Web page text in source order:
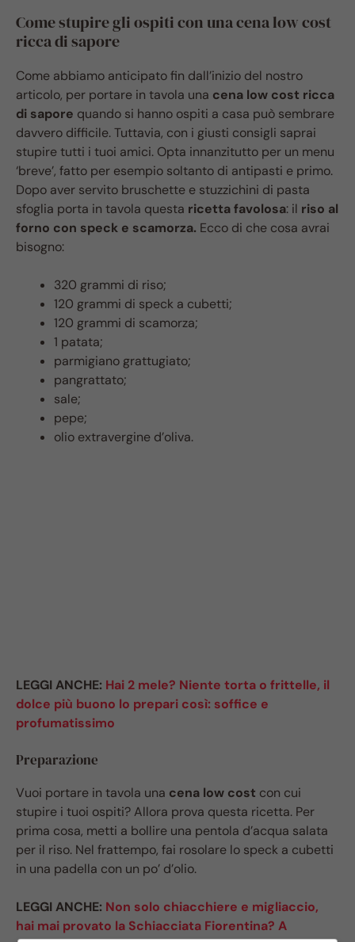
Come stupire gli ospiti con una cena low cost
ricca di sapore
Come abbiamo anticipato fin dall’inizio del nostro
articolo, per portare in tavola una cena low cost ricca
di sapore quando si hanno ospiti a casa può sembrare
davvero difficile. Tuttavia, con i giusti consigli saprai
stupire tutti i tuoi amici. Opta innanzitutto per un menu
‘breve’, fatto per esempio soltanto di antipasti e primo.
Dopo aver servito bruschette e stuzzichini di pasta
sfoglia porta in tavola questa ricetta favolosa: il riso al
forno con speck e scamorza. Ecco di che cosa avrai
bisogno:
320 grammi di riso;
120 grammi di speck a cubetti;
120 grammi di scamorza;
1 patata;
parmigiano grattugiato;
pangrattato;
sale;
pepe;
olio extravergine d’oliva.
LEGGI ANCHE: Hai 2 mele? Niente torta o frittelle, il
dolce più buono lo prepari così: soffice e
profumatissimo
Preparazione
Vuoi portare in tavola una cena low cost con cui
stupire i tuoi ospiti? Allora prova questa ricetta. Per
prima cosa, metti a bollire una pentola d’acqua salata
per il riso. Nel frattempo, fai rosolare lo speck a cubetti
in una padella con un po’ d’olio.
LEGGI ANCHE: Non solo chiacchiere e migliaccio,
hai mai provato la Schiacciata Fiorentina? A